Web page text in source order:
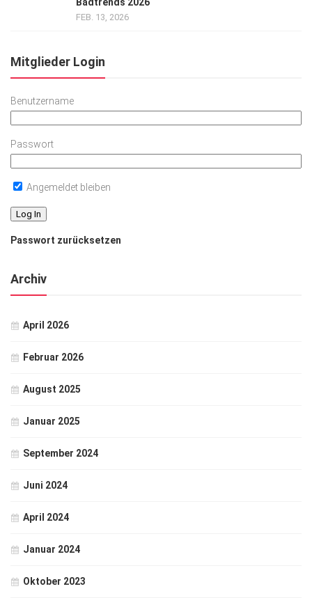
FEB. 13, 2026
Mitglieder Login
Benutzername
Passwort
Angemeldet bleiben
Passwort zurücksetzen
Archiv
April 2026
Februar 2026
August 2025
Januar 2025
September 2024
Juni 2024
April 2024
Januar 2024
Oktober 2023